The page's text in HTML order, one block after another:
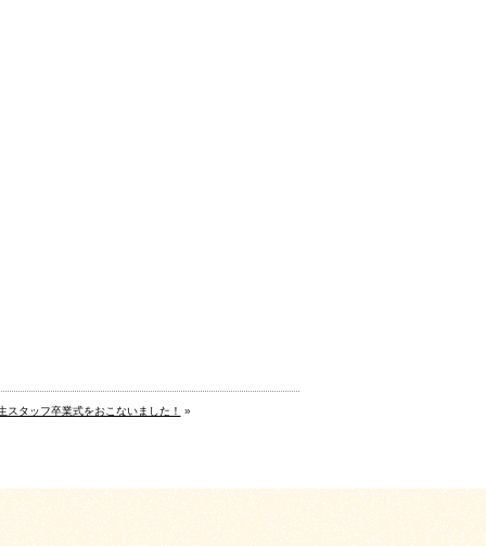
スタッフ卒業式をおこないました！ »